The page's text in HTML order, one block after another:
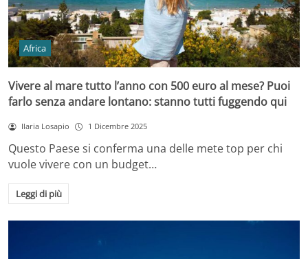
Africa
Vivere al mare tutto l’anno con 500 euro al mese? Puoi
farlo senza andare lontano: stanno tutti fuggendo qui
Ilaria Losapio 1 Dicembre 2025
Questo Paese si conferma una delle mete top per chi
vuole vivere con un budget…
Leggi di più